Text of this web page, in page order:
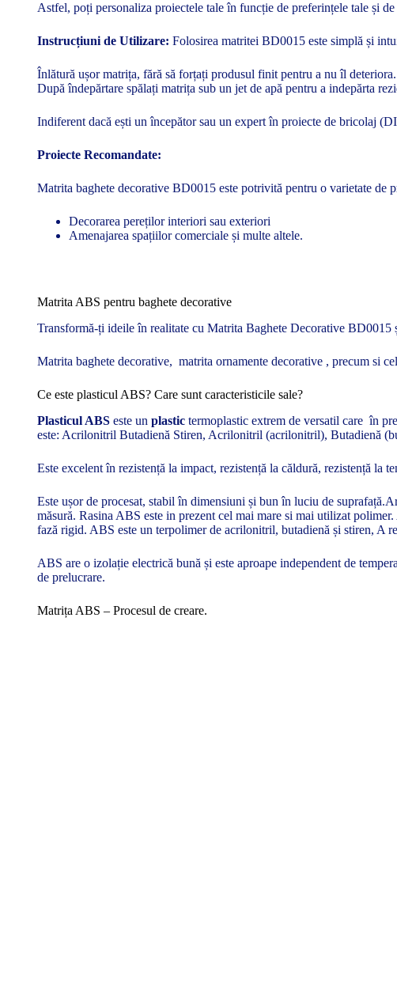
Astfel, poți personaliza proiectele tale în funcție de preferințele tale și
Instrucțiuni de Utilizare: Folosirea matritei BD0015 este simplă și
Înlătură ușor matrița, fără să forțați produsul finit pentru a nu îl deteriora.
După îndepărtare spălați matrița sub un jet de apă pentru a indepărta
Indiferent dacă ești un începător sau un expert în proiecte de bricolaj
Proiecte Recomandate:
Matrita baghete decorative BD0015 este potrivită pentru o varietate de
Decorarea pereților interiori sau exteriori
Amenajarea spațiilor comerciale și multe altele.
Matrita ABS pentru baghete decorative
Transformă-ți ideile în realitate cu Matrita Baghete Decorative BD0015
Matrita baghete decorative, matrita ornamente decorative , precum si
Ce este plasticul ABS? Care sunt caracteristicile sale?
Plasticul ABS este un plastic termoplastic extrem de versatil care în
este: Acrilonitril Butadienă Stiren, Acrilonitril (acrilonitril), Butadienă
Este excelent în rezistență la impact, rezistență la căldură, rezistență la
Este ușor de procesat, stabil în dimensiuni și bun în luciu de
măsură. Rasina ABS este in prezent cel mai mare si mai utilizat
fază rigid. ABS este un terpolimer de acrilonitril, butadienă și stiren, A
ABS are o izolație electrică bună și este aproape independent de
de prelucrare.
Matrița ABS – Procesul de creare.